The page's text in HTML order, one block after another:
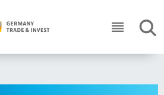
ICON